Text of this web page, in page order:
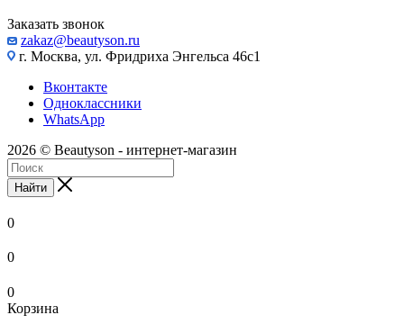
Заказать звонок
zakaz@beautyson.ru
г. Москва, ул. Фридриха Энгельса 46с1
Вконтакте
Одноклассники
WhatsApp
2026 © Beautyson - интернет-магазин
Найти
0
0
0
Корзина